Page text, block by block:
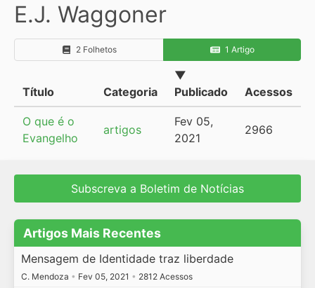
E.J. Waggoner
2 Folhetos 1 Artigo
Título Categoria
▼
Publicado
Acessos
O que é o
Evangelho
artigos
Fev 05,
2021
2966
Subscreva a Boletim de Notícias
Artigos Mais Recentes
Mensagem de Identidade traz liberdade
C. Mendoza • Fev 05, 2021 • 2812 Acessos